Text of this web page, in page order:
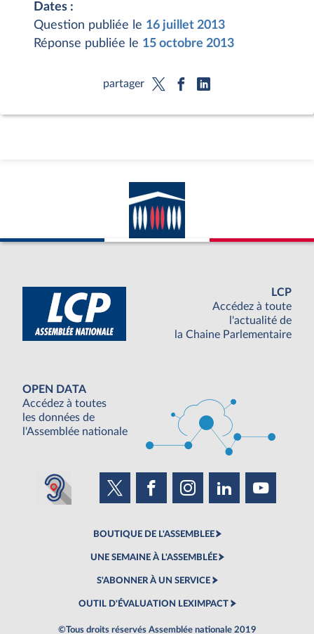
Dates :
Question publiée le 16 juillet 2013
Réponse publiée le 15 octobre 2013
partager
LCP
Accédez à toute
l'actualité de
la Chaine Parlementaire
OPEN DATA
Accédez à toutes
les données de
l'Assemblée nationale
BOUTIQUE DE L'ASSEMBLEE
UNE SEMAINE À L'ASSEMBLÉE
S'ABONNER À UN SERVICE
OUTIL D'ÉVALUATION LEXIMPACT
©Tous droits réservés Assemblée nationale 2019